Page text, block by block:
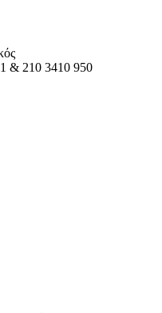
& 210 3410 950